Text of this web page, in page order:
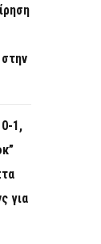
1,
για